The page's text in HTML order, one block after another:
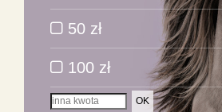
50 zł
100 zł
OK